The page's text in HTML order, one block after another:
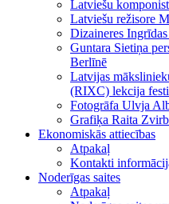
Latviešu
Latviešu režisore
Dizaineres
Guntara Sietiņa
Berlīnē
Latvijas
(RIXC) lekcija
Fotogrāfa Ulvja
Grafiķa Raita
Ekonomiskās attiecības
Atpakaļ
Kontakti
Noderīgas saites
Atpakaļ